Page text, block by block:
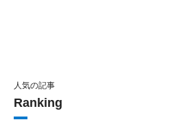
人気の記事
Ranking